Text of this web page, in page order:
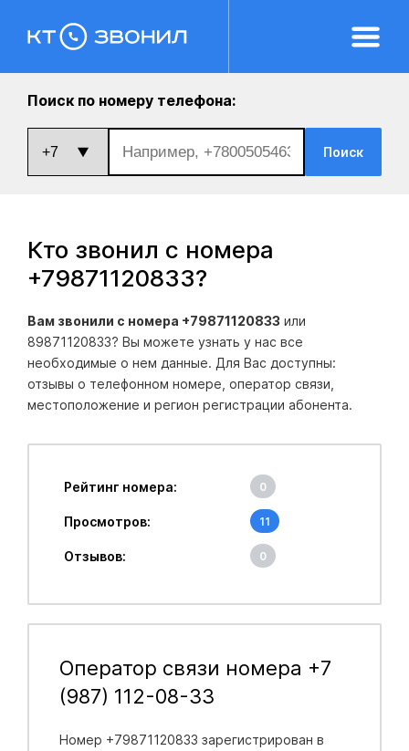
Поиск по номеру телефона:
Поиск
Кто звонил с номера
+79871120833?
Вам звонили с номера +79871120833 или
89871120833? Вы можете узнать у нас все
необходимые о нем данные. Для Вас доступны:
отзывы о телефонном номере, оператор связи,
местоположение и регион регистрации абонента.
Рейтинг номера: 0
Просмотров: 11
Отзывов: 0
Оператор связи номера +7
(987) 112-08-33
Номер +79871120833 зарегистрирован в